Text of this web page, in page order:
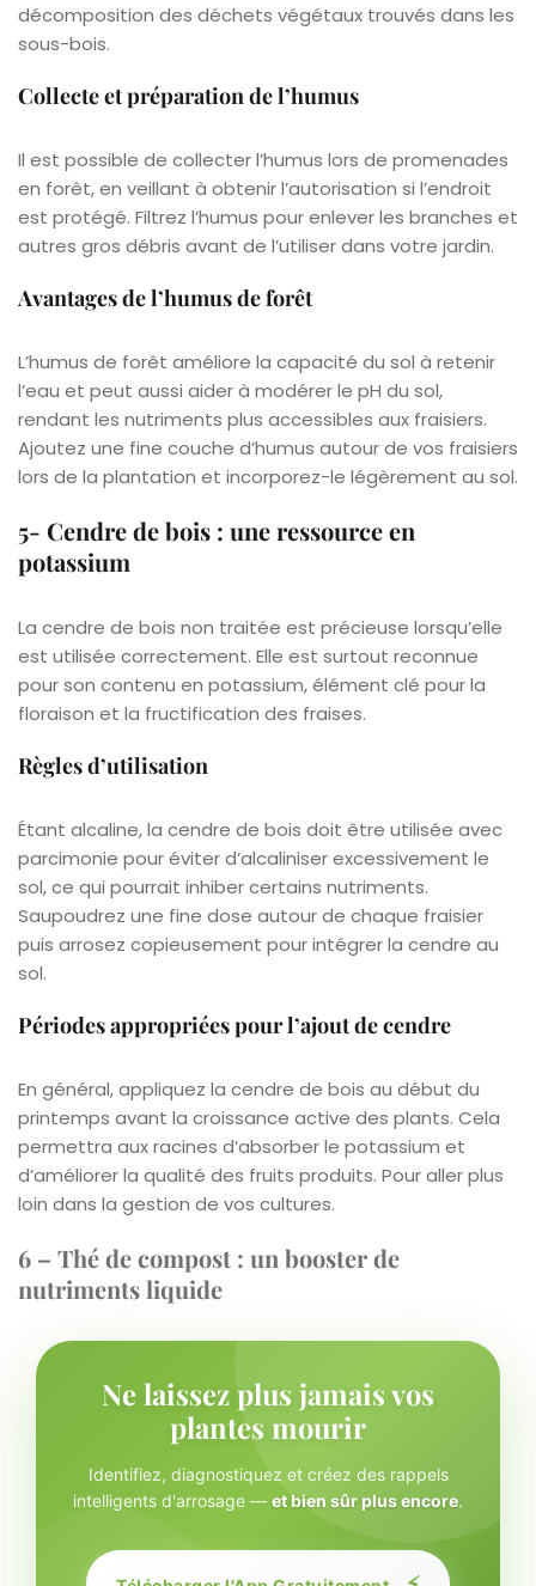
décomposition des déchets végétaux trouvés dans les
sous-bois.
Collecte et préparation de l’humus
Il est possible de collecter l’humus lors de promenades
en forêt, en veillant à obtenir l’autorisation si l’endroit
est protégé. Filtrez l’humus pour enlever les branches et
autres gros débris avant de l’utiliser dans votre jardin.
Avantages de l’humus de forêt
L’humus de forêt améliore la capacité du sol à retenir
l’eau et peut aussi aider à modérer le pH du sol,
rendant les nutriments plus accessibles aux fraisiers.
Ajoutez une fine couche d’humus autour de vos fraisiers
lors de la plantation et incorporez-le légèrement au sol.
5- Cendre de bois : une ressource en
potassium
La cendre de bois non traitée est précieuse lorsqu’elle
est utilisée correctement. Elle est surtout reconnue
pour son contenu en potassium, élément clé pour la
floraison et la fructification des fraises.
Règles d’utilisation
Étant alcaline, la cendre de bois doit être utilisée avec
parcimonie pour éviter d’alcaliniser excessivement le
sol, ce qui pourrait inhiber certains nutriments.
Saupoudrez une fine dose autour de chaque fraisier
puis arrosez copieusement pour intégrer la cendre au
sol.
Périodes appropriées pour l’ajout de cendre
En général, appliquez la cendre de bois au début du
printemps avant la croissance active des plants. Cela
permettra aux racines d’absorber le potassium et
d’améliorer la qualité des fruits produits. Pour aller plus
loin dans la gestion de vos cultures.
6 – Thé de compost : un booster de
nutriments liquide
Ne laissez plus jamais vos
plantes mourir
Identifiez, diagnostiquez et créez des rappels
intelligents d'arrosage — et bien sûr plus encore.